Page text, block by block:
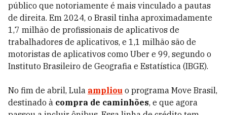
público que notoriamente é mais vinculado a pautas
de direita. Em 2024, o Brasil tinha aproximadamente
1,7 milhão de profissionais de aplicativos de
trabalhadores de aplicativos, e 1,1 milhão são de
motoristas de aplicativos como Uber e 99, segundo o
Instituto Brasileiro de Geografia e Estatística (IBGE).
No fim de abril, Lula ampliou o programa Move Brasil,
destinado à compra de caminhões, e que agora